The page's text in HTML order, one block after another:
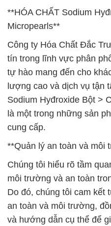
**HÓA CHẤT Sodium
Micropearls**
Công ty Hóa Chất Đắc
tín trong lĩnh vực phân
tự hào mang đến cho
lượng cao và dịch vụ tận
Sodium Hyđroxide Bột >
là một trong những sản
cung cấp.
**Quản lý an toàn và môi
Chúng tôi hiểu rõ tầm
môi trường và an toàn
Do đó, chúng tôi cam kết
an toàn và môi trường,
và hướng dẫn cụ thể để